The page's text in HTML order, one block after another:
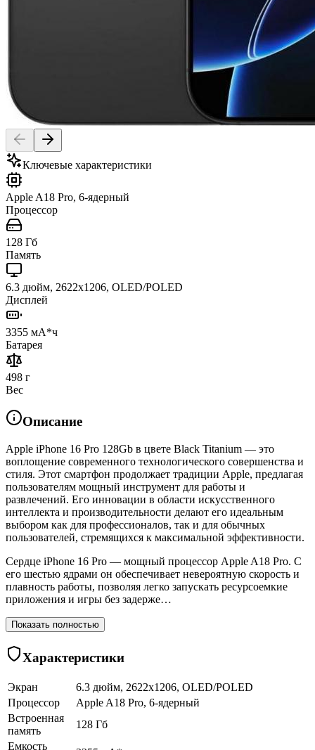
Ключевые характеристики
Apple A18 Pro, 6-ядерный
Процессор
128 Гб
Память
6.3 дюйм, 2622x1206, OLED/POLED
Дисплей
3355 мА*ч
Батарея
498 г
Вес
Описание
Apple iPhone 16 Pro 128Gb в цвете Black Titanium — это
воплощение современного технологического совершенства и
стиля. Этот смартфон продолжает традиции Apple, предлагая
пользователям мощный инструмент для работы и
развлечений. Его инновации в области искусственного
интеллекта и производительности делают его идеальным
выбором как для профессионалов, так и для обычных
пользователей, стремящихся к максимальной эффективности.
Сердце iPhone 16 Pro — мощный процессор Apple A18 Pro. С
его шестью ядрами он обеспечивает невероятную скорость и
плавность работы, позволяя легко запускать ресурсоемкие
приложения и игры без задерже…
Показать полностью
Характеристики
Экран
6.3 дюйм, 2622x1206, OLED/POLED
Процессор
Apple A18 Pro, 6-ядерный
Встроенная
память
128 Гб
Емкость